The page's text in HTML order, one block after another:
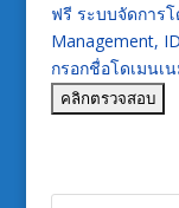
ฟรี ระบบจัดการ
Management,
กรอกชื่อโดเมนเ